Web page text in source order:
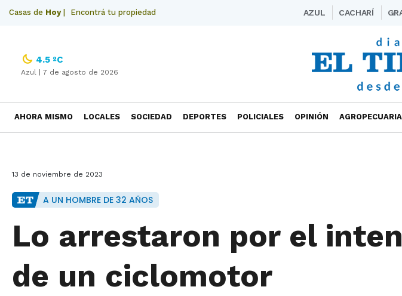
Casas de Hoy| Encontrá tu propiedad AZUL CACHARÍ
4.5 ºC
Azul | 7 de agosto de 2026
AHORA MISMO LOCALES SOCIEDAD DEPORTES POLICIALES OPINIÓN
13 de noviembre de 2023
A UN HOMBRE DE 32 AÑOS
Lo arrestaron por el
de un ciclomotor